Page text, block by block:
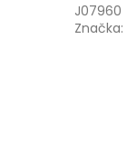
J07960
Značka: